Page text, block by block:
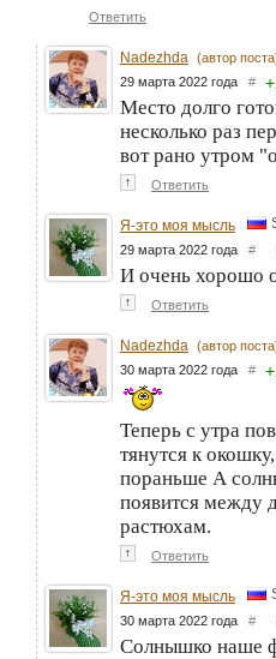
Ответить
Nadezhda (автор
29 марта 2022 года # +
Место долго
несколько раз
вот рано утром
↑ Ответить
Я-это моя мысль
29 марта 2022 года #
И очень хорошо
↑ Ответить
Nadezhda (автор
30 марта 2022 года # +
Теперь с утра
тянутся к
пораньше А
появится между
растюхам.
↑ Ответить
Я-это моя мысль
30 марта 2022 года #
Солнышко наше